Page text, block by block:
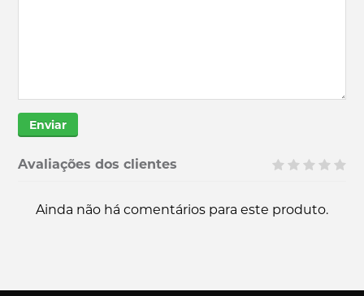
Enviar
Avaliações dos clientes
Ainda não há comentários para este produto.